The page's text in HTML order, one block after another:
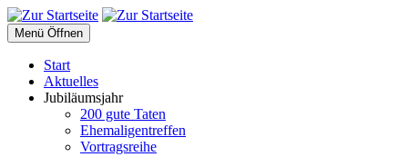
Menü Öffnen
Start
Aktuelles
Jubiläumsjahr
200 gute Taten
Ehemaligentreffen
Vortragsreihe